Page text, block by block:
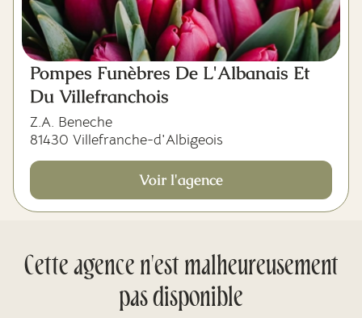
Pompes Funèbres De L'Albanais Et
Du Villefranchois
Z.A. Beneche
81430 Villefranche-d'Albigeois
Voir l'agence
Cette agence n'est malheureusement
pas disponible